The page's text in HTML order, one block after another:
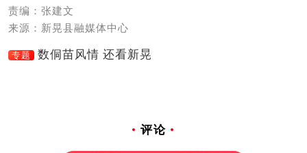
责编：张建文
来源：新晃县融媒体中心
专题 数侗苗风情 还看新晃
评论